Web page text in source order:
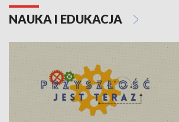
NAUKA I EDUKACJA